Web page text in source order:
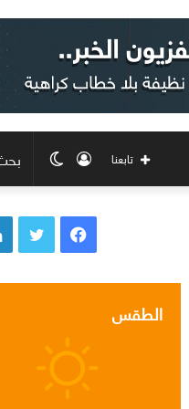
الوضع
المظلم
تسجيل
الدخول
تابعنا
ف
ب
و
الطقس